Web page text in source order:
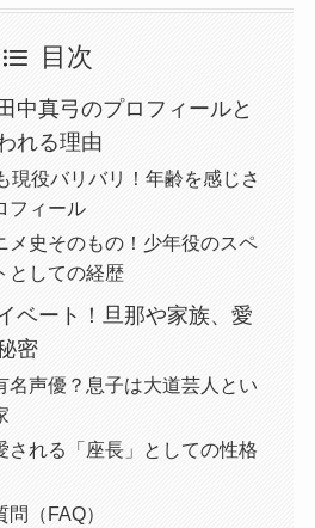
目次
中真弓のプロフィールと
れる理由
現役バリバリ！年齢を感じさ
フィール
メ史そのもの！少年役のスペ
としての経歴
ベート！旦那や家族、愛
密
名声優？息子は大道芸人とい
される「座長」としての性格
（FAQ）